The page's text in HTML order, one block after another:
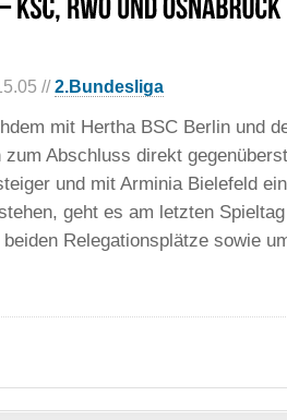
//2.Bundesliga
mit Hertha BSC Berlin und
zum Abschluss direkt
und mit Arminia Bielefeld
geht es am letzten
Relegationsplätze sowie